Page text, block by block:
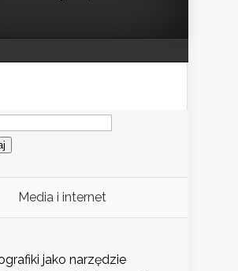
Media i internet
jako narzędzie